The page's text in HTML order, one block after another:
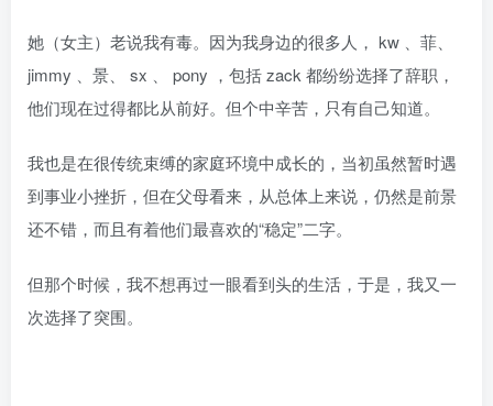
她（女主）老说我有毒。因为我身边的很多人， kw 、菲、
jimmy 、景、 sx 、 pony ，包括 zack 都纷纷选择了辞职，
他们现在过得都比从前好。但个中辛苦，只有自己知道。
我也是在很传统束缚的家庭环境中成长的，当初虽然暂时遇
到事业小挫折，但在父母看来，从总体上来说，仍然是前景
还不错，而且有着他们最喜欢的“稳定”二字。
但那个时候，我不想再过一眼看到头的生活，于是，我又一
次选择了突围。